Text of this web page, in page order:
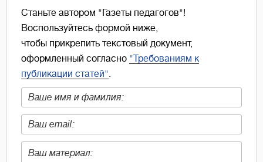
Станьте автором "Газеты педагогов"!
Воспользуйтесь формой ниже,
чтобы прикрепить текстовый документ,
оформленный согласно "Требованиям к
публикации статей"